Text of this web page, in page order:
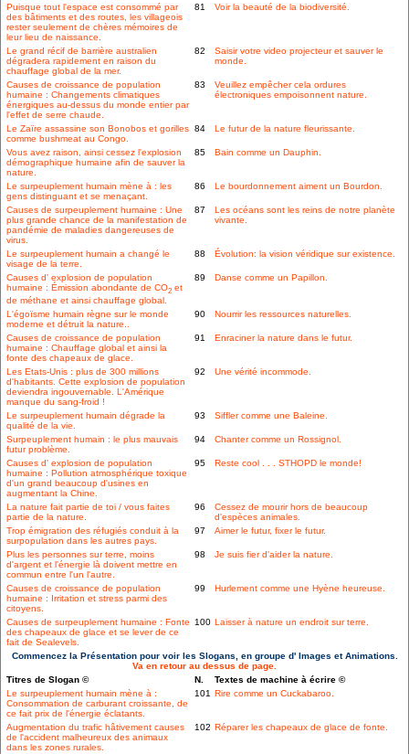
Puisque tout l'espace est consommé par
des bâtiments et des routes, les villageois
rester seulement de chères mémoires de
leur lieu de naissance.
81 Voir la beauté de la biodiversité.
Le grand récif de barrière australien
dégradera rapidement en raison du
chauffage global de la mer.
82
Saisir votre video projecteur et sauver le
monde.
Causes de croissance de population
humaine : Changements climatiques
énergiques au-dessus du monde entier par
l'effet de serre chaude.
83
Veuillez empêcher cela ordures
électroniques empoisonnent nature.
Le Zaïre assassine son Bonobos et gorilles
comme bushmeat au Congo.
84 Le futur de la nature fleurissante.
Vous avez raison, ainsi cessez l'explosion
démographique humaine afin de sauver la
nature.
85 Bain comme un Dauphin.
Le surpeuplement humain mène à : les
gens distinguant et se menaçant.
86 Le bourdonnement aiment un Bourdon.
Causes de surpeuplement humaine : Une
plus grande chance de la manifestation de
pandémie de maladies dangereuses de
virus.
87
Les océans sont les reins de notre planète
vivante.
Le surpeuplement humain a changé le
visage de la terre.
88 Évolution: la vision véridique sur existence.
Causes d' explosion de population
humaine : Émission abondante de CO2 et
de méthane et ainsi chauffage global.
89 Danse comme un Papillon.
L'égoïsme humain règne sur le monde
moderne et détruit la nature..
90 Nourrir les ressources naturelles.
Causes de croissance de population
humaine : Chauffage global et ainsi la
fonte des chapeaux de glace.
91 Enraciner la nature dans le futur.
Les Etats-Unis : plus de 300 millions
d'habitants. Cette explosion de population
deviendra ingouvernable. L'Amérique
manque du sang-froid !
92 Une vérité incommode.
Le surpeuplement humain dégrade la
qualité de la vie.
93 Siffler comme une Baleine.
Surpeuplement humain : le plus mauvais
futur problème.
94 Chanter comme un Rossignol.
Causes d' explosion de population
humaine : Pollution atmosphérique toxique
d'un grand beaucoup d'usines en
augmentant la Chine.
95 Reste cool . . . STHOPD le monde!
La nature fait partie de toi / vous faites
partie de la nature.
96
Cessez de mourir hors de beaucoup
d'espèces animales.
Trop émigration des réfugiés conduit à la
surpopulation dans les autres pays.
97 Aimer le futur, fixer le futur.
Plus les personnes sur terre, moins
d'argent et l'énergie là doivent mettre en
commun entre l'un l'autre.
98 Je suis fier d'aider la nature.
Causes de croissance de population
humaine : Irritation et stress parmi des
citoyens.
99 Hurlement comme une Hyène heureuse.
Causes de surpeuplement humaine : Fonte
des chapeaux de glace et se lever de ce
fait de Sealevels.
100 Laisser à nature un endroit sur terre.
Commencez la Présentation pour voir les Slogans, en groupe d' Images et Animations.
Va en retour au dessus de page.
Titres de Slogan ©
N.
Textes de machine à écrire ©
Le surpeuplement humain mène à :
Consommation de carburant croissante, de
ce fait prix de l'énergie éclatants.
101 Rire comme un Cuckabaroo.
Augmentation du trafic hâtivement causes
de l'accident malheureux des animaux
dans les zones rurales.
102 Réparer les chapeaux de glace de fonte.